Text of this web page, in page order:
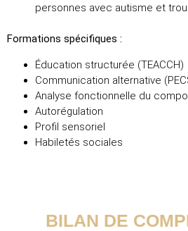
personnes avec autisme et
Formations spécifiques :
Éducation structurée (TEACCH)
Communication alternative
Analyse fonctionnelle du
Autorégulation
Profil sensoriel
Habiletés sociales
BILAN DE